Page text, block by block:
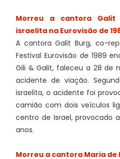
Morreu a cantora Galit
israelita na Eurovisão de
A cantora Galit Burg, co-
Festival Eurovisão de 1989
Gili & Galit, faleceu a 28 de
acidente de viação.
israelita, o acidente foi
camião com dois veículos
centro de Israel, provocado
anos.
Morreu a cantora Maria de